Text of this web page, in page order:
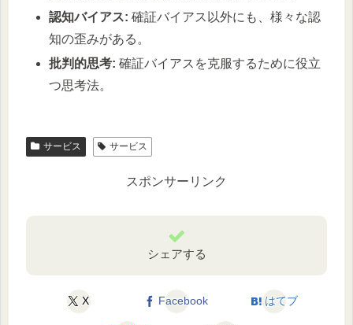
認知バイアス: 確証バイアス以外にも、様々な認
知の歪みがある。
批判的思考: 確証バイアスを克服するために役立
つ思考法。
サービス サービス
スポンサーリンク
シェアする
X Facebook はてブ